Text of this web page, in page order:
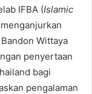
IFBA (Islamic
Wittaya
penyertaan
bagi
pengalaman